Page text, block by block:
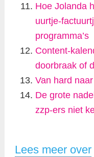
Hoe Jolanda
uurtje-
programma’s
Content-
doorbraak of
Van hard
De grote
zzp-ers niet
Lees meer over